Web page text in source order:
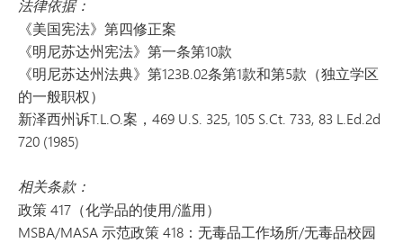
法律依据：
《美国宪法》第四修正案
《明尼苏达州宪法》第一条第10款
《明尼苏达州法典》第123B.02条第1款和第5款（独立学区
的一般职权）
新泽西州诉T.L.O.案，469 U.S. 325, 105 S.Ct. 733, 83 L.Ed.2d
720 (1985)
相关条款：
政策 417（化学品的使用/滥用）
MSBA/MASA 示范政策 418：无毒品工作场所/无毒品校园